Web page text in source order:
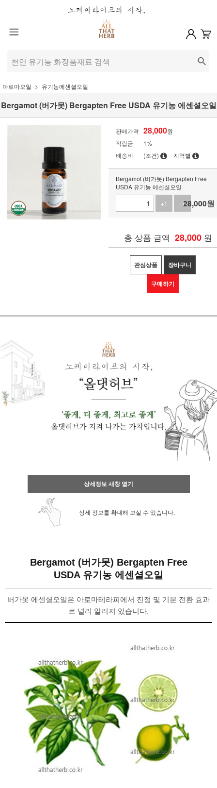
아로마오일 유기농에센셜오일
Bergamot (버가못) Bergapten Free USDA 유기농 에센셜오일
판매가격 28,000원
적립금
1%
배송비
(조건) 지역별
Bergamot (버가못) Bergapten Free
USDA 유기농 에센셜오일
+1
-128,000원
총 상품 금액 28,000 원
관심상품 장바구니
구매하기
상세정보 새창 열기
상세 정보를 확대해 보실 수 있습니다.
Bergamot (버가못) Bergapten Free
USDA 유기농 에센셜오일
버가못 에센셜오일은 아로마테라피에서 진정 및 기분 전환 효과
로 널리 알려져 있습니다.